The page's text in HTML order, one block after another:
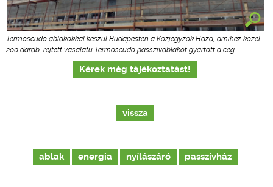
Termoscudo ablakokkal készül Budapesten a Közjegyzők Háza, amihez közel
200 darab, rejtett vasalatú Termoscudo passzívablakot gyártott a cég
Kérek még tájékoztatást!
vissza
ablak energia nyílászáró passzívház